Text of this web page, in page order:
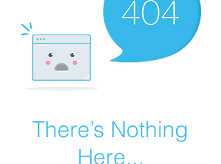
There’s Nothing
Here...